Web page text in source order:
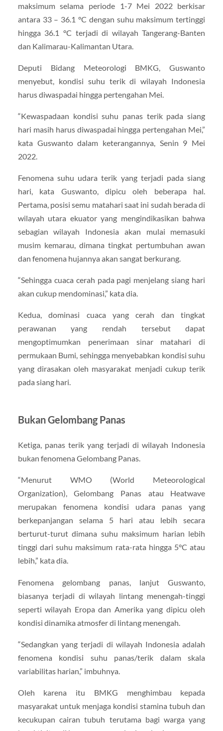
maksimum selama periode 1-7 Mei 2022 berkisar
antara 33 – 36.1 °C dengan suhu maksimum tertinggi
hingga 36.1 °C terjadi di wilayah Tangerang-Banten
dan Kalimarau-Kalimantan Utara.
Deputi Bidang Meteorologi BMKG, Guswanto
menyebut, kondisi suhu terik di wilayah Indonesia
harus diwaspadai hingga pertengahan Mei.
“Kewaspadaan kondisi suhu panas terik pada siang
hari masih harus diwaspadai hingga pertengahan Mei,”
kata Guswanto dalam keterangannya, Senin 9 Mei
2022.
Fenomena suhu udara terik yang terjadi pada siang
hari, kata Guswanto, dipicu oleh beberapa hal.
Pertama, posisi semu matahari saat ini sudah berada di
wilayah utara ekuator yang mengindikasikan bahwa
sebagian wilayah Indonesia akan mulai memasuki
musim kemarau, dimana tingkat pertumbuhan awan
dan fenomena hujannya akan sangat berkurang.
“Sehingga cuaca cerah pada pagi menjelang siang hari
akan cukup mendominasi,” kata dia.
Kedua, dominasi cuaca yang cerah dan tingkat
perawanan yang rendah tersebut dapat
mengoptimumkan penerimaan sinar matahari di
permukaan Bumi, sehingga menyebabkan kondisi suhu
yang dirasakan oleh masyarakat menjadi cukup terik
pada siang hari.
Bukan Gelombang Panas
Ketiga, panas terik yang terjadi di wilayah Indonesia
bukan fenomena Gelombang Panas.
“Menurut WMO (World Meteorological
Organization), Gelombang Panas atau Heatwave
merupakan fenomena kondisi udara panas yang
berkepanjangan selama 5 hari atau lebih secara
berturut-turut dimana suhu maksimum harian lebih
tinggi dari suhu maksimum rata-rata hingga 5°C atau
lebih,” kata dia.
Fenomena gelombang panas, lanjut Guswanto,
biasanya terjadi di wilayah lintang menengah-tinggi
seperti wilayah Eropa dan Amerika yang dipicu oleh
kondisi dinamika atmosfer di lintang menengah.
“Sedangkan yang terjadi di wilayah Indonesia adalah
fenomena kondisi suhu panas/terik dalam skala
variabilitas harian,” imbuhnya.
Oleh karena itu BMKG menghimbau kepada
masyarakat untuk menjaga kondisi stamina tubuh dan
kecukupan cairan tubuh terutama bagi warga yang